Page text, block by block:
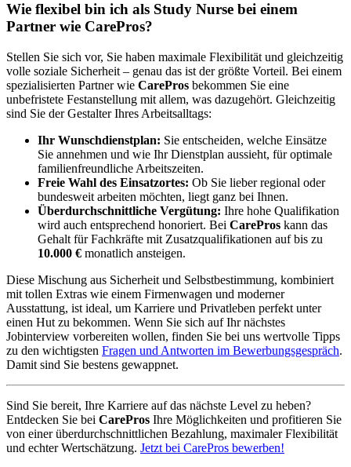
Wie flexibel bin ich als Study Nurse bei einem
Partner wie CarePros?
Stellen Sie sich vor, Sie haben maximale Flexibilität und gleichzeitig
volle soziale Sicherheit – genau das ist der größte Vorteil. Bei einem
spezialisierten Partner wie CarePros bekommen Sie eine
unbefristete Festanstellung mit allem, was dazugehört. Gleichzeitig
sind Sie der Gestalter Ihres Arbeitsalltags:
Ihr Wunschdienstplan: Sie entscheiden, welche Einsätze
Sie annehmen und wie Ihr Dienstplan aussieht, für optimale
familienfreundliche Arbeitszeiten.
Freie Wahl des Einsatzortes: Ob Sie lieber regional oder
bundesweit arbeiten möchten, liegt ganz bei Ihnen.
Überdurchschnittliche Vergütung: Ihre hohe Qualifikation
wird auch entsprechend honoriert. Bei CarePros kann das
Gehalt für Fachkräfte mit Zusatzqualifikationen auf bis zu
10.000 € monatlich ansteigen.
Diese Mischung aus Sicherheit und Selbstbestimmung, kombiniert
mit tollen Extras wie einem Firmenwagen und moderner
Ausstattung, ist ideal, um Karriere und Privatleben perfekt unter
einen Hut zu bekommen. Wenn Sie sich auf Ihr nächstes
Jobinterview vorbereiten wollen, finden Sie bei uns wertvolle Tipps
zu den wichtigsten Fragen und Antworten im Bewerbungsgespräch.
Damit sind Sie bestens gewappnet.
Sind Sie bereit, Ihre Karriere auf das nächste Level zu heben?
Entdecken Sie bei CarePros Ihre Möglichkeiten und profitieren Sie
von einer überdurchschnittlichen Bezahlung, maximaler Flexibilität
und echter Wertschätzung. Jetzt bei CarePros bewerben!